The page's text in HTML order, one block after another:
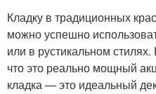
Кладку в традиционных
можно успешно
или в рустикальном
что это реально мощный
кладка — это идеальный